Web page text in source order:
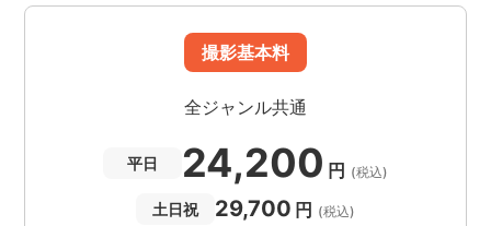
撮影基本料
全ジャンル共通
平日 24,200 円 (税込)
土日祝 29,700 円 (税込)